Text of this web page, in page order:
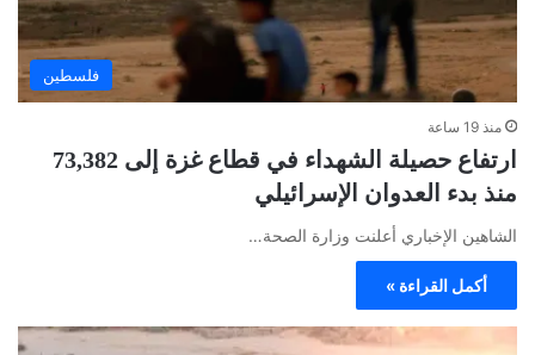
فلسطين
منذ 19 ساعة
ارتفاع حصيلة الشهداء في قطاع غزة إلى 73,382
منذ بدء العدوان الإسرائيلي
الشاهين الإخباري أعلنت وزارة الصحة…
أكمل القراءة »